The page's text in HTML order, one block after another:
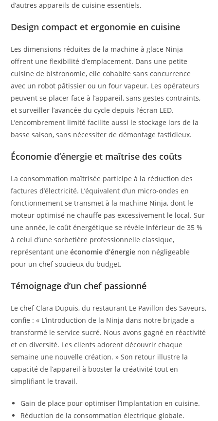
d’autres appareils de cuisine essentiels.
Design compact et ergonomie en cuisine
Les dimensions réduites de la machine à glace Ninja
offrent une flexibilité d’emplacement. Dans une petite
cuisine de bistronomie, elle cohabite sans concurrence
avec un robot pâtissier ou un four vapeur. Les opérateurs
peuvent se placer face à l’appareil, sans gestes contraints,
et surveiller l’avancée du cycle depuis l’écran LED.
L’encombrement limité facilite aussi le stockage lors de la
basse saison, sans nécessiter de démontage fastidieux.
Économie d’énergie et maîtrise des coûts
La consommation maîtrisée participe à la réduction des
factures d’électricité. L’équivalent d’un micro-ondes en
fonctionnement se transmet à la machine Ninja, dont le
moteur optimisé ne chauffe pas excessivement le local. Sur
une année, le coût énergétique se révèle inférieur de 35 %
à celui d’une sorbetière professionnelle classique,
représentant uneéconomie d’énergie non négligeable
pour un chef soucieux du budget.
Témoignage d’un chef passionné
Le chef Clara Dupuis, du restaurant Le Pavillon des Saveurs,
confie : « L’introduction de la Ninja dans notre brigade a
transformé le service sucré. Nous avons gagné en réactivité
et en diversité. Les clients adorent découvrir chaque
semaine une nouvelle création. » Son retour illustre la
capacité de l’appareil à booster la créativité tout en
simplifiant le travail.
Gain de place pour optimiser l’implantation en cuisine.
Réduction de la consommation électrique globale.